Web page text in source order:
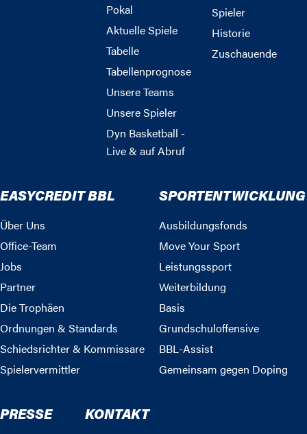
Pokal
Aktuelle Spiele
Tabelle
Tabellenprognose
Unsere Teams
Unsere Spieler
Dyn Basketball -
Live & auf Abruf
Spieler
Historie
Zuschauende
EASYCREDIT BBL
Über Uns
Office-Team
Jobs
Partner
Die Trophäen
Ordnungen & Standards
Schiedsrichter & Kommissare
Spielervermittler
SPORTENTWICKLUNG
Ausbildungsfonds
Move Your Sport
Leistungssport
Weiterbildung
Basis
Grundschuloffensive
BBL-Assist
Gemeinsam gegen Doping
PRESSE KONTAKT